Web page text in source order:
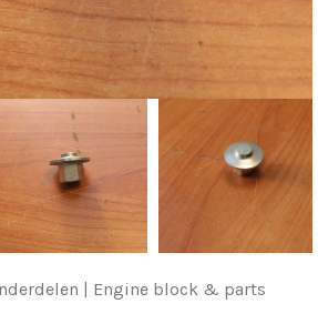
| Engine block & parts